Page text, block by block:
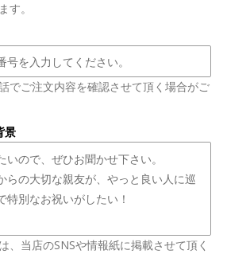
す。
でご注文内容を確認させて頂く場合がご
景
、当店のSNSや情報紙に掲載させて頂く